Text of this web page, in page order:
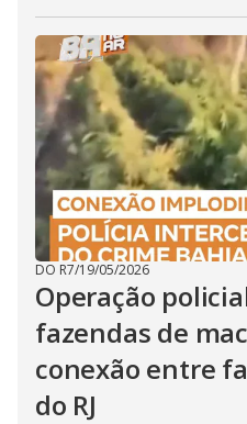
DO R7/19/05/2026
Operação
fazendas de
conexão entre
do RJ